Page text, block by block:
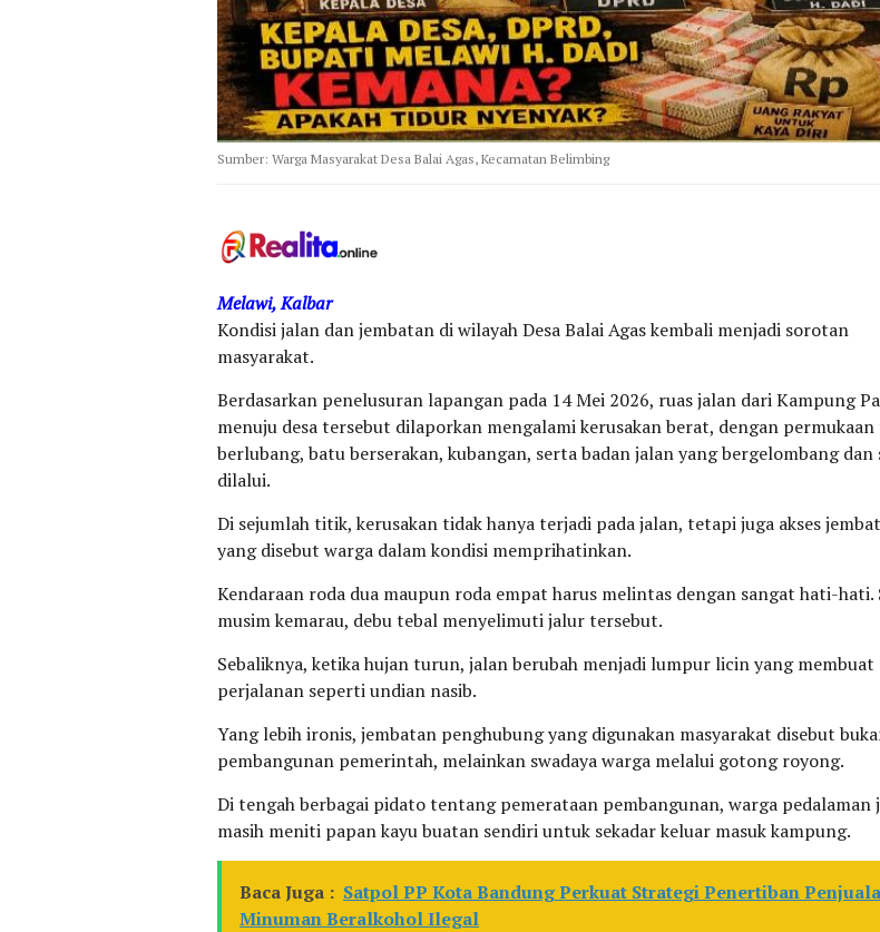
Sumber: Warga Masyarakat Desa Balai Agas, Kecamatan Belimbing
Melawi, Kalbar
Kondisi jalan dan jembatan di wilayah Desa Balai Agas kembali menjadi sorotan
masyarakat.
Berdasarkan penelusuran lapangan pada 14 Mei 2026, ruas jalan dari Kampung
menuju desa tersebut dilaporkan mengalami kerusakan berat, dengan
berlubang, batu berserakan, kubangan, serta badan jalan yang bergelombang dan
dilalui.
Di sejumlah titik, kerusakan tidak hanya terjadi pada jalan, tetapi juga akses
yang disebut warga dalam kondisi memprihatinkan.
Kendaraan roda dua maupun roda empat harus melintas dengan sangat hati-hati.
musim kemarau, debu tebal menyelimuti jalur tersebut.
Sebaliknya, ketika hujan turun, jalan berubah menjadi lumpur licin yang membuat
perjalanan seperti undian nasib.
Yang lebih ironis, jembatan penghubung yang digunakan masyarakat disebut
pembangunan pemerintah, melainkan swadaya warga melalui gotong royong.
Di tengah berbagai pidato tentang pemerataan pembangunan, warga pedalaman
masih meniti papan kayu buatan sendiri untuk sekadar keluar masuk kampung.
Baca Juga : Satpol PP Kota Bandung Perkuat Strategi Penertiban
Minuman Beralkohol Ilegal